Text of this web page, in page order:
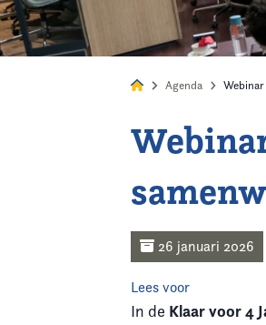
Agenda
26 januari 2026
Lees voor
In de Klaar voor 4